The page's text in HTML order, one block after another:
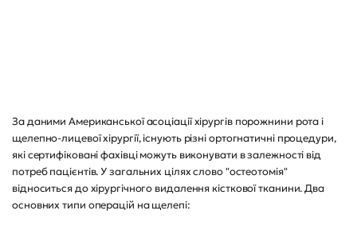
За даними Американської асоціації хірургів порожнини рота і
щелепно-лицевої хірургії, існують різні ортогнатичні процедури,
які сертифіковані фахівці можуть виконувати в залежності від
потреб пацієнтів. У загальних цілях слово "остеотомія"
відноситься до хірургічного видалення кісткової тканини. Два
основних типи операцій на щелепі: